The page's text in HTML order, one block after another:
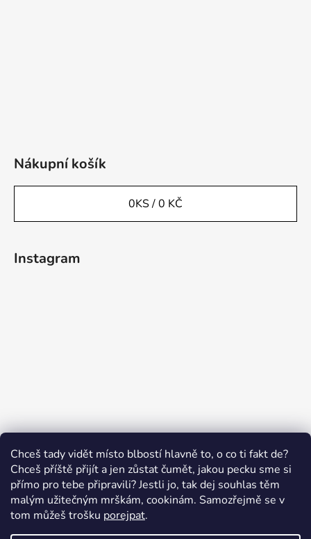
Chceš tady vidět místo blbostí hlavně to, o co ti fakt de?
Chceš příště přijít a jen zůstat čumět, jakou pecku sme si
přímo pro tebe připravili? Jestli jo, tak dej souhlas těm
malým užitečným mrškám, cookinám. Samozřejmě se v
tom můžeš trošku porejpat.
Nákupní košík
0KS /0 KČ
Instagram
Swissten.eu Česnekový ráj